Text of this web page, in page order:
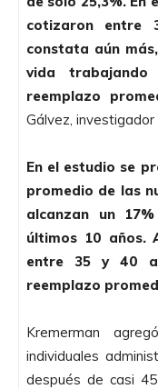
cotizaron entre
constata aún
vida
reemplazo
Gálvez, investigador
En el estudio se
promedio de las
alcanzan un
últimos 10 años.
entre 35 y 40
reemplazo
Kremerman
individuales
después de casi